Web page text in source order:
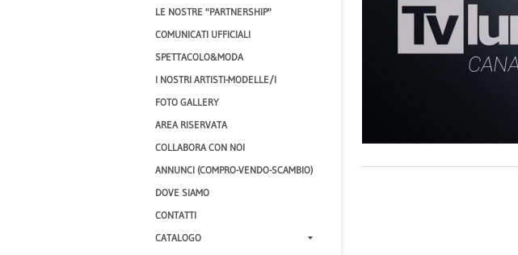
LE NOSTRE "PARTNERSHIP"
COMUNICATI UFFICIALI
SPETTACOLO&MODA
I NOSTRI ARTISTI-MODELLE/I
FOTO GALLERY
AREA RISERVATA
COLLABORA CON NOI
ANNUNCI (COMPRO-VENDO-SCAMBIO)
DOVE SIAMO
CONTATTI
CATALOGO